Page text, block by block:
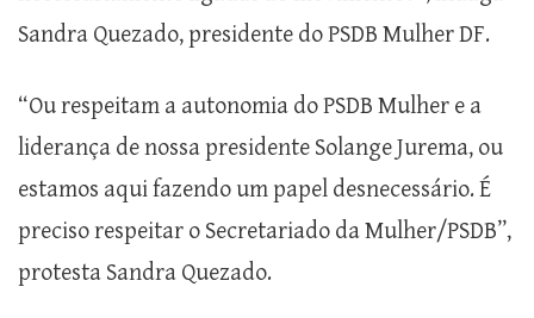
Sandra Quezado, presidente do PSDB Mulher DF.
“Ou respeitam a autonomia do PSDB Mulher e a
liderança de nossa presidente Solange Jurema, ou
estamos aqui fazendo um papel desnecessário. É
preciso respeitar o Secretariado da Mulher/PSDB”,
protesta Sandra Quezado.